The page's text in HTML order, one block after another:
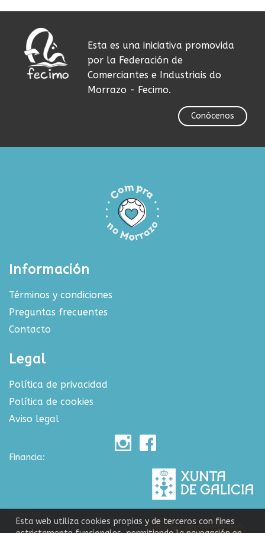
Esta es una iniciativa promovida
por la Federación de
Comerciantes e Industriais do
Morrazo - Fecimo.
Conócenos
Información
Términos y condiciones
Preguntas frecuentes
Contacto
Legal
Política de privacidad
Política de cookies
Aviso legal
Financia:
Esta web utiliza cookies propias y de terceros con fines